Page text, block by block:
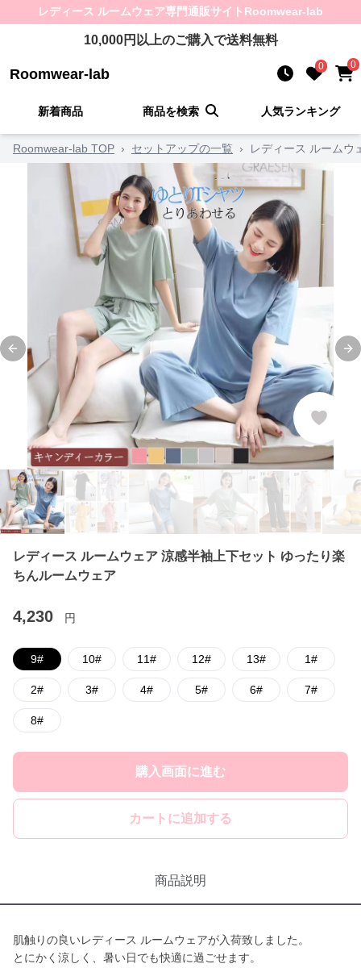
レディース ルームウェア専門通販サイト Roomwear-lab
10,000円以上のご購入で送料無料
Roomwear-lab 0 0
新着商品 商品を検索 人気ランキング
Roomwear-lab TOP › セットアップの一覧 › レディース ルームウ
Previous slide
レディース ルームウェア 涼感半袖上下セット ゆったり楽
ちんルームウェア
4,230 円
9# 10# 11# 12# 13# 1#
2# 3# 4# 5# 6# 7#
8#
購入画面に進む
カートに追加する
商品説明
肌触りの良いレディース ルームウェアが入荷致しました。
とにかく涼しく、暑い日でも快適に過ごせます。